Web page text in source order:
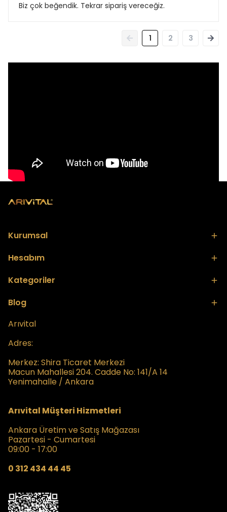
Biz çok beğendik. Tekrar sipariş vereceğiz.
1 2 3
Kurumsal
Hesabım
Kategoriler
Blog
Arıvital
Adres:
Merkez: Shira Ticaret Merkezi
Macun Mahallesi 204. Cadde No: 141/A 14
Yenimahalle / Ankara
Arıvital Müşteri Hizmetleri
Ankara Üretim ve Satış Mağazası
Pazartesi - Cumartesi
09:00 - 17:00
0 312 434 44 45